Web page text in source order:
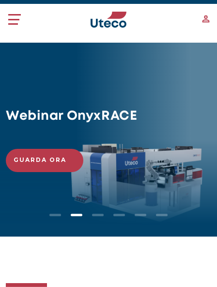
Salta al contenuto principale
Scopri il Magazine
FlexCA Inside